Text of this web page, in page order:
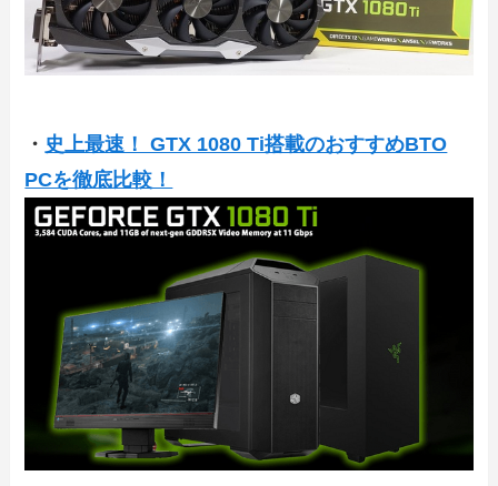
・ 史上最速！ GTX 1080 Ti搭載のおすすめBTO
PCを徹底比較！